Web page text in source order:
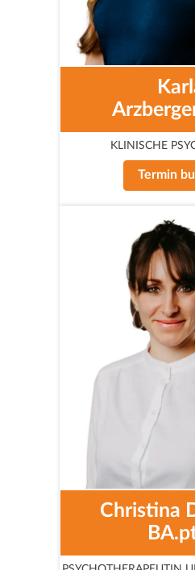
KLINISCHE
Termin
Christina